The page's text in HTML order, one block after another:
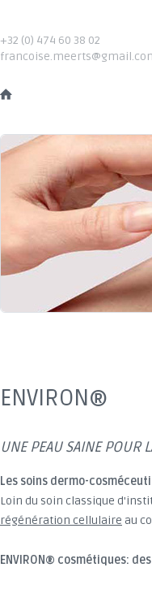
+32 (0) 474 60 38 02
ENVIRON®
UNE PEAU SAINE POUR
Les soins dermo-
Loin du soin classique
régénération cellulaire au
ENVIRON® cosmétiques: